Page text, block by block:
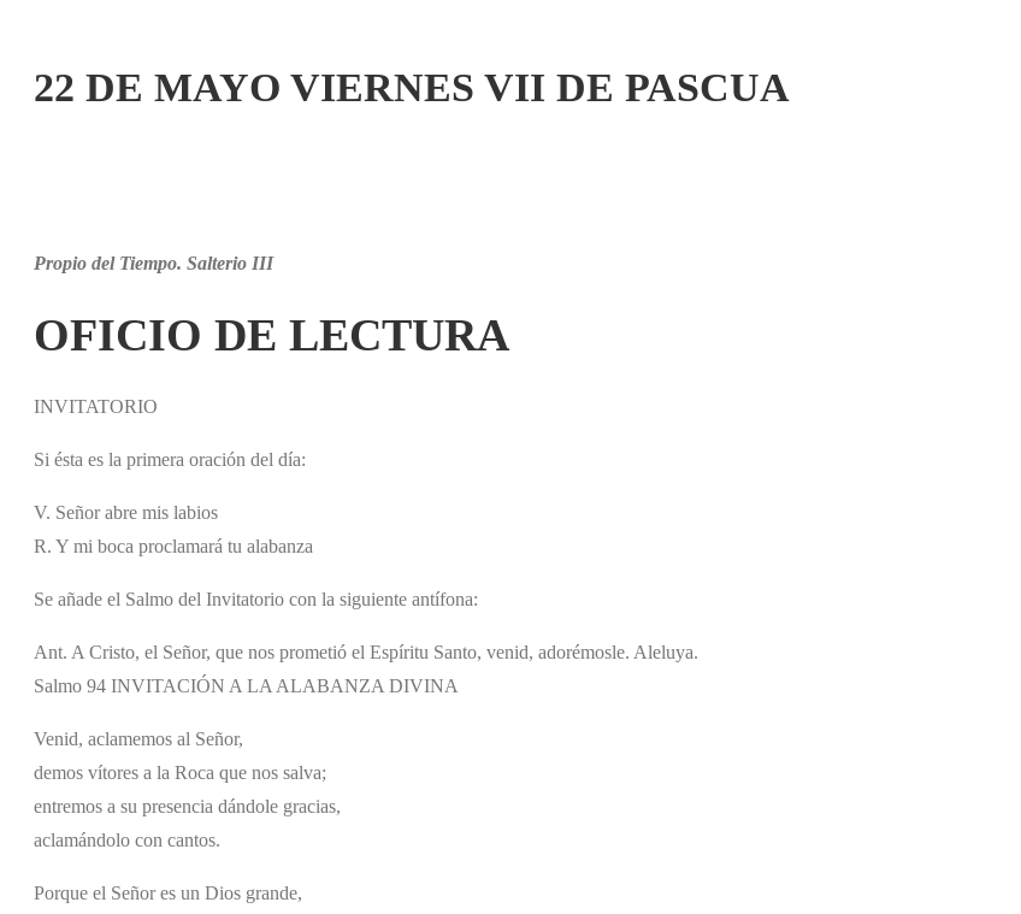
22 DE MAYO VIERNES VII DE PASCUA
Propio del Tiempo. Salterio III
OFICIO DE LECTURA
INVITATORIO
Si ésta es la primera oración del día:
V. Señor abre mis labios
R. Y mi boca proclamará tu alabanza
Se añade el Salmo del Invitatorio con la siguiente antífona:
Ant. A Cristo, el Señor, que nos prometió el Espíritu Santo, venid, adorémosle. Aleluya.
Salmo 94 INVITACIÓN A LA ALABANZA DIVINA
Venid, aclamemos al Señor,
demos vítores a la Roca que nos salva;
entremos a su presencia dándole gracias,
aclamándolo con cantos.
Porque el Señor es un Dios grande,